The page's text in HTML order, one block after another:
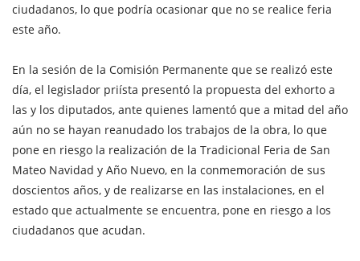
ciudadanos, lo que podría ocasionar que no se realice feria
este año.
En la sesión de la Comisión Permanente que se realizó este
día, el legislador priísta presentó la propuesta del exhorto a
las y los diputados, ante quienes lamentó que a mitad del año
aún no se hayan reanudado los trabajos de la obra, lo que
pone en riesgo la realización de la Tradicional Feria de San
Mateo Navidad y Año Nuevo, en la conmemoración de sus
doscientos años, y de realizarse en las instalaciones, en el
estado que actualmente se encuentra, pone en riesgo a los
ciudadanos que acudan.